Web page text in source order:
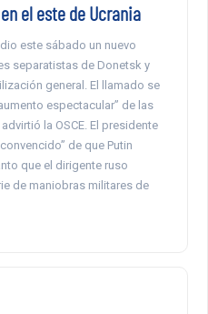
el este de Ucrania
este sábado un nuevo
separatistas de Donetsk y
general. El llamado se
espectacular” de las
la OSCE. El presidente
de que Putin
que el dirigente ruso
de maniobras militares de